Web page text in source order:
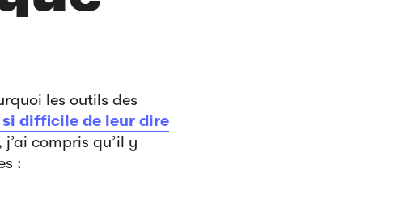
les outils des
difficile de leur dire
compris qu’il y
: